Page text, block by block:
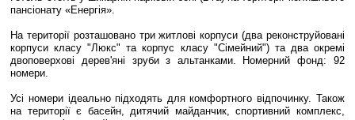
пансіонату «Енергія».
На території розташовано три житлові корпуси (два реконструйовані
корпуси класу "Люкс" та корпус класу "Сімейний") та два окремі
двоповерхові дерев'яні зруби з альтанками. Номерний фонд: 92
номери.
Усі номери ідеально підходять для комфортного відпочинку. Також
на території є басейн, дитячий майданчик, спортивний комплекс,